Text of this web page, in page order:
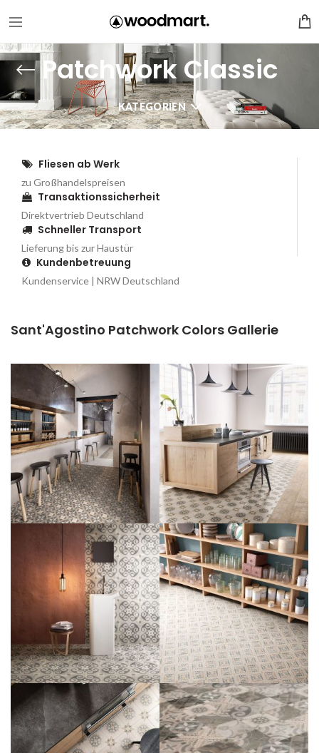
Patchwork Classic
KATEGORIEN
Fliesen ab Werk
zu Großhandelspreisen
Transaktionssicherheit
Direktvertrieb Deutschland
Schneller Transport
Lieferung bis zur Haustür
Kundenbetreuung
Kundenservice | NRW Deutschland
Sant'Agostino Patchwork Colors Gallerie